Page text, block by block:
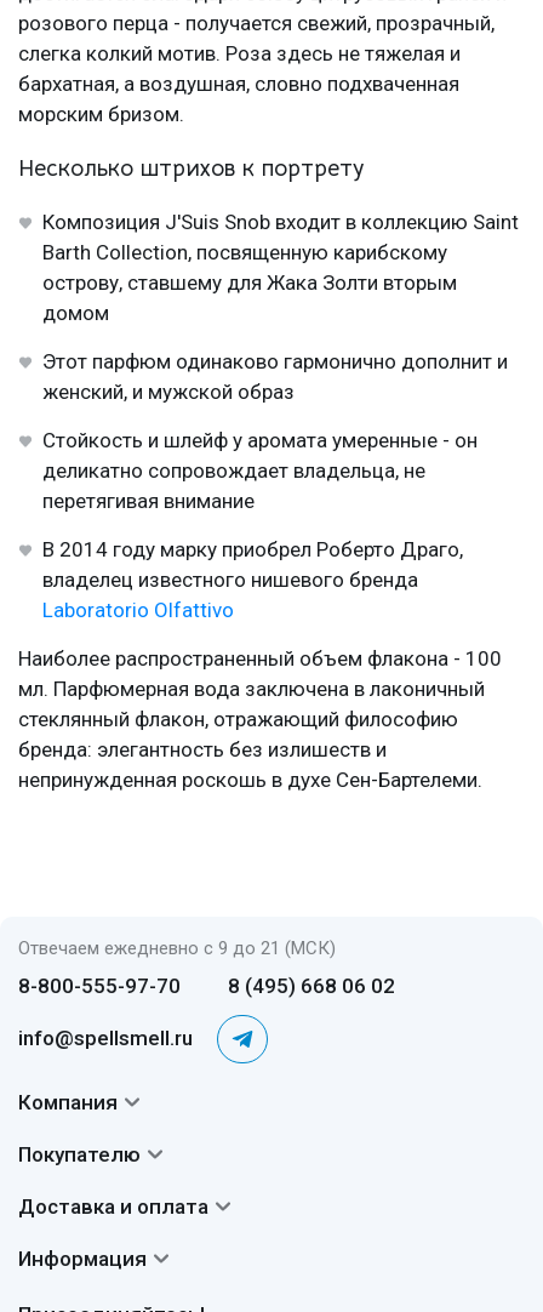
розового перца - получается свежий, прозрачный,
слегка колкий мотив. Роза здесь не тяжелая и
бархатная, а воздушная, словно подхваченная
морским бризом.
Несколько штрихов к портрету
Композиция J'Suis Snob входит в коллекцию Saint
Barth Collection, посвященную карибскому
острову, ставшему для Жака Золти вторым
домом
Этот парфюм одинаково гармонично дополнит и
женский, и мужской образ
Стойкость и шлейф у аромата умеренные - он
деликатно сопровождает владельца, не
перетягивая внимание
В 2014 году марку приобрел Роберто Драго,
владелец известного нишевого бренда
Laboratorio Olfattivo
Наиболее распространенный объем флакона - 100
мл. Парфюмерная вода заключена в лаконичный
стеклянный флакон, отражающий философию
бренда: элегантность без излишеств и
непринужденная роскошь в духе Сен-Бартелеми.
Отвечаем ежедневно с 9 до 21 (МСК)
8-800-555-97-70 8 (495) 668 06 02
info@spellsmell.ru
Компания
Авторы
Сертификаты
Покупателю
Вопросы и ответы
Отзывы
Доставка и оплата
Доставка
Информация